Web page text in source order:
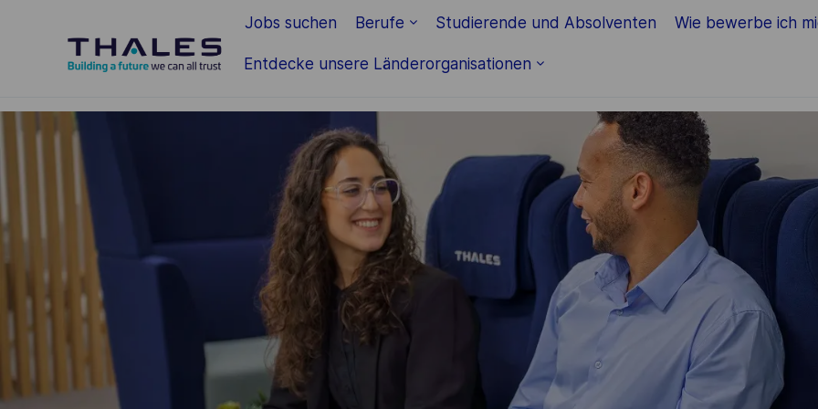
Jobs suchen Berufe Studierende und Absolventen Wie bewerbe ich
Entdecke unsere Länderorganisationen
-